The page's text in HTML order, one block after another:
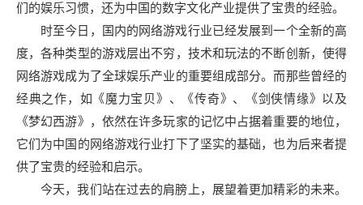
们的娱乐习惯，还为中国的数字文化产业提供了宝贵的经验。
时至今日，国内的网络游戏行业已经发展到一个全新的高
度，各种类型的游戏层出不穷，技术和玩法的不断创新，使得
网络游戏成为了全球娱乐产业的重要组成部分。而那些曾经的
经典之作，如《魔力宝贝》、《传奇》、《剑侠情缘》以及
《梦幻西游》，依然在许多玩家的记忆中占据着重要的地位，
它们为中国的网络游戏行业打下了坚实的基础，也为后来者提
供了宝贵的经验和启示。
今天，我们站在过去的肩膀上，展望着更加精彩的未来。